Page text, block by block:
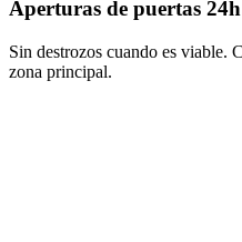
Aperturas de puertas 24h
Sin destrozos cuando es viable.
zona principal.